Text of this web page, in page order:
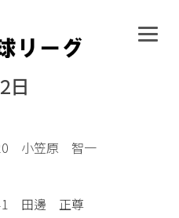
日
小笠原 智一
田邊 正尊